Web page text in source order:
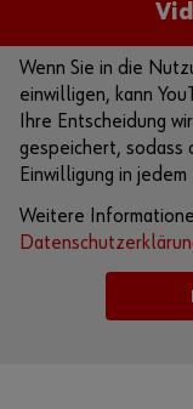
Wenn Sie in die
einwilligen, kann
Ihre Entscheidung
gespeichert,
Einwilligung in
Weitere